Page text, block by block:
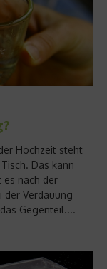
Hochzeit steht
Das kann
es nach der
der Verdauung
Gegenteil....